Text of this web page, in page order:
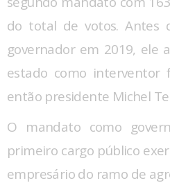
do total de votos. Antes
governador em 2019, ele
estado como interventor
então presidente Michel
O mandato como
primeiro cargo público
empresário do ramo de